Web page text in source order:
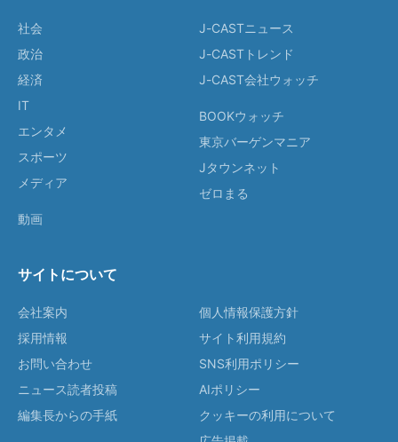
社会
政治
経済
IT
エンタメ
スポーツ
メディア
動画
J-CASTニュース
J-CASTトレンド
J-CAST会社ウォッチ
BOOKウォッチ
東京バーゲンマニア
Jタウンネット
ゼロまる
サイトについて
会社案内
採用情報
お問い合わせ
ニュース読者投稿
編集長からの手紙
個人情報保護方針
サイト利用規約
SNS利用ポリシー
AIポリシー
クッキーの利用について